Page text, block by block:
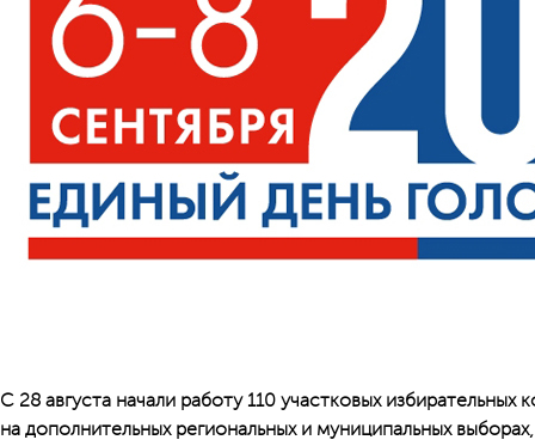
С 28 августа начали работу 110 участковых
на дополнительных региональных и муниципальных